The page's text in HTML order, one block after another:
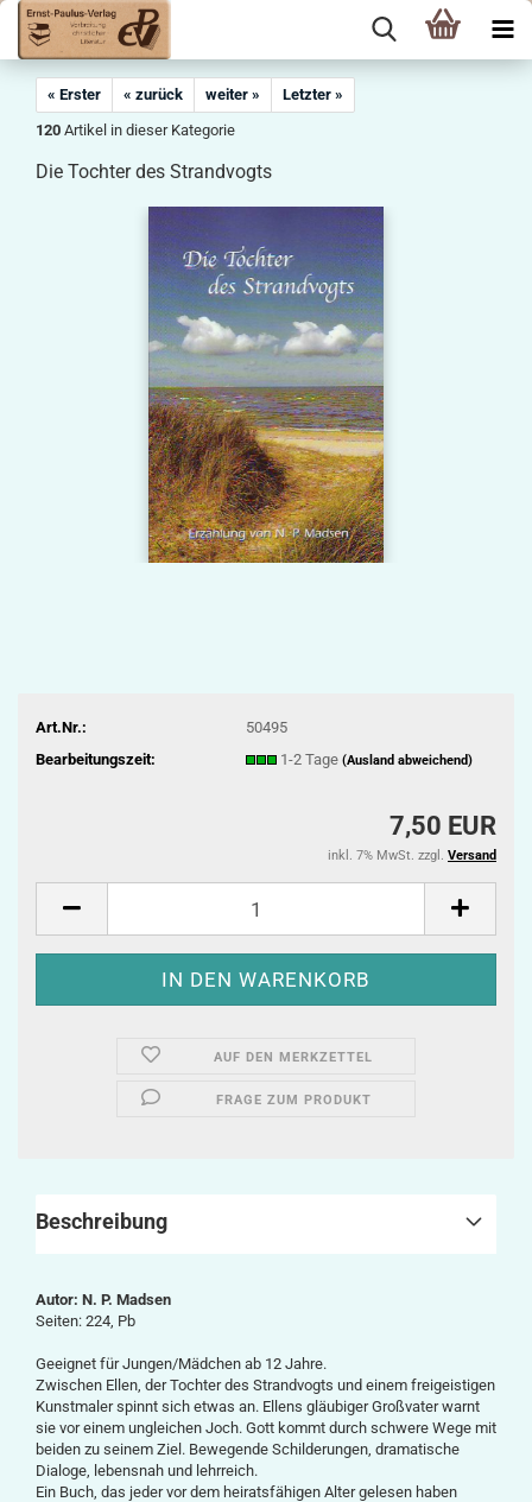
« Erster « zurück weiter »
Letzter »
120 Artikel in dieser Kategorie
Die Tochter des Strandvogts
Art.Nr.:
50495
Bearbeitungszeit:
1-2 Tage (Ausland abweichend)
7,50 EUR
inkl. 7% MwSt. zzgl. Versand
AUF DEN MERKZETTEL
FRAGE ZUM PRODUKT
Beschreibung
Autor: N. P. Madsen
Seiten: 224, Pb
Geeignet für Jungen/Mädchen ab 12 Jahre.
Zwischen Ellen, der Tochter des Strandvogts und einem freigeistigen
Kunstmaler spinnt sich etwas an. Ellens gläubiger Großvater warnt
sie vor einem ungleichen Joch. Gott kommt durch schwere Wege mit
beiden zu seinem Ziel. Bewegende Schilderungen, dramatische
Dialoge, lebensnah und lehrreich.
Ein Buch, das jeder vor dem heiratsfähigen Alter gelesen haben